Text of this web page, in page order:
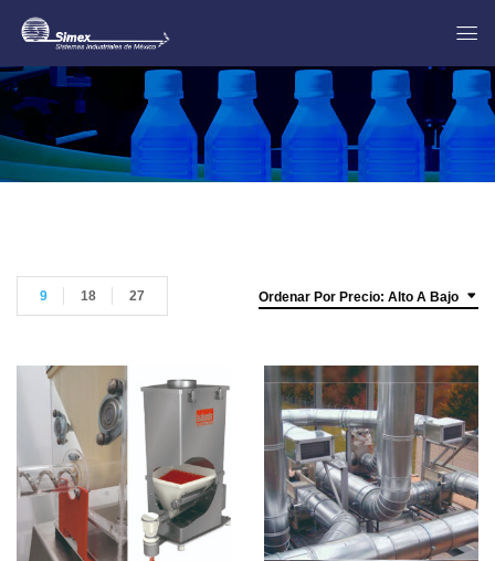
Ordenar Por Precio: Alto A Bajo
9 18 27